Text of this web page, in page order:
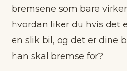
bremsene som bare
hvordan liker du hvis det
en slik bil, og det er dine
han skal bremse for?